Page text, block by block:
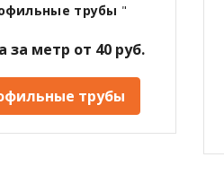
трубы "
за метр от 40 руб.
трубы